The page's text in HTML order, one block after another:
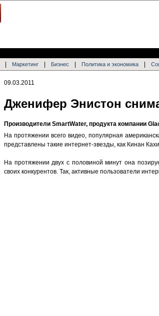
Маркетинг Бизнес Политика и экономика
09.03.2011
Дженифер Энистон
Производители SmartWater, продукта компании
На протяжении всего видео, популярная
представлены такие интернет-звезды, как Кинан
На протяжении двух с половиной минут она
своих конкурентов. Так, активные пользователи